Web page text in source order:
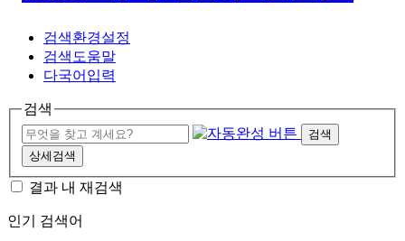
검색환경설정
검색도움말
다국어입력
검색
검색
상세검색
결과 내 재검색
인기 검색어